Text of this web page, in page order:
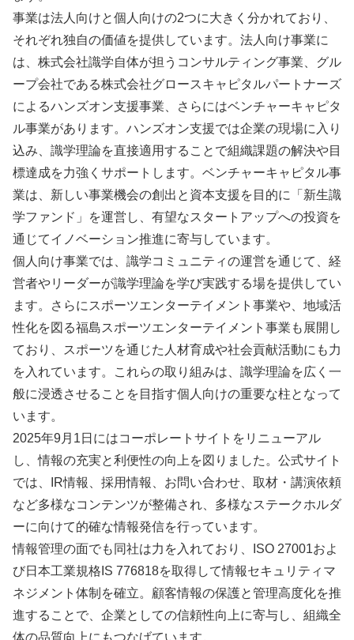
事業は法人向けと個人向けの2つに大きく分かれており、
それぞれ独自の価値を提供しています。法人向け事業に
は、株式会社識学自体が担うコンサルティング事業、グル
ープ会社である株式会社グロースキャピタルパートナーズ
によるハンズオン支援事業、さらにはベンチャーキャピタ
ル事業があります。ハンズオン支援では企業の現場に入り
込み、識学理論を直接適用することで組織課題の解決や目
標達成を力強くサポートします。ベンチャーキャピタル事
業は、新しい事業機会の創出と資本支援を目的に「新生識
学ファンド」を運営し、有望なスタートアップへの投資を
通じてイノベーション推進に寄与しています。
個人向け事業では、識学コミュニティの運営を通じて、経
営者やリーダーが識学理論を学び実践する場を提供してい
ます。さらにスポーツエンターテイメント事業や、地域活
性化を図る福島スポーツエンターテイメント事業も展開し
ており、スポーツを通じた人材育成や社会貢献活動にも力
を入れています。これらの取り組みは、識学理論を広く一
般に浸透させることを目指す個人向けの重要な柱となって
います。
2025年9月1日にはコーポレートサイトをリニューアル
し、情報の充実と利便性の向上を図りました。公式サイト
では、IR情報、採用情報、お問い合わせ、取材・講演依頼
など多様なコンテンツが整備され、多様なステークホルダ
ーに向けて的確な情報発信を行っています。
情報管理の面でも同社は力を入れており、ISO 27001およ
び日本工業規格IS 776818を取得して情報セキュリティマ
ネジメント体制を確立。顧客情報の保護と管理高度化を推
進することで、企業としての信頼性向上に寄与し、組織全
体の品質向上にもつなげています。